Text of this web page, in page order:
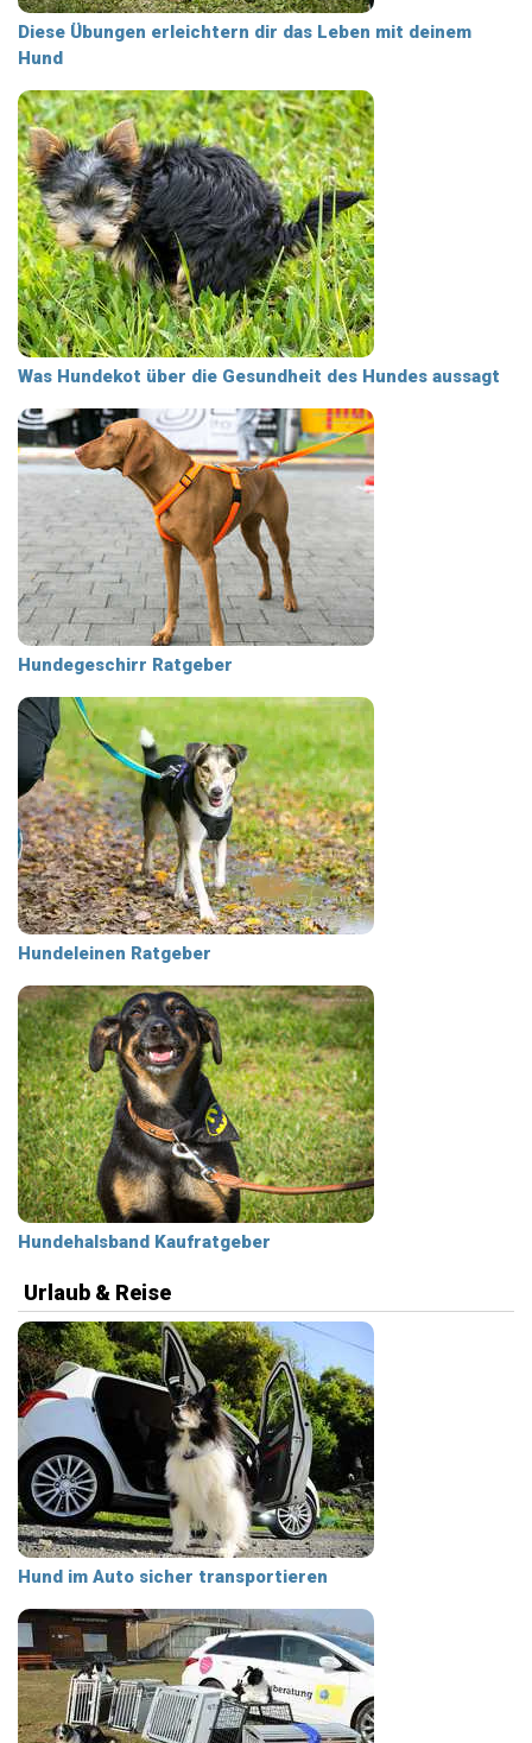
Diese Übungen erleichtern dir das Leben mit deinem
Hund
Was Hundekot über die Gesundheit des Hundes aussagt
Hundegeschirr Ratgeber
Hundeleinen Ratgeber
Hundehalsband Kaufratgeber
Urlaub & Reise
Hund im Auto sicher transportieren